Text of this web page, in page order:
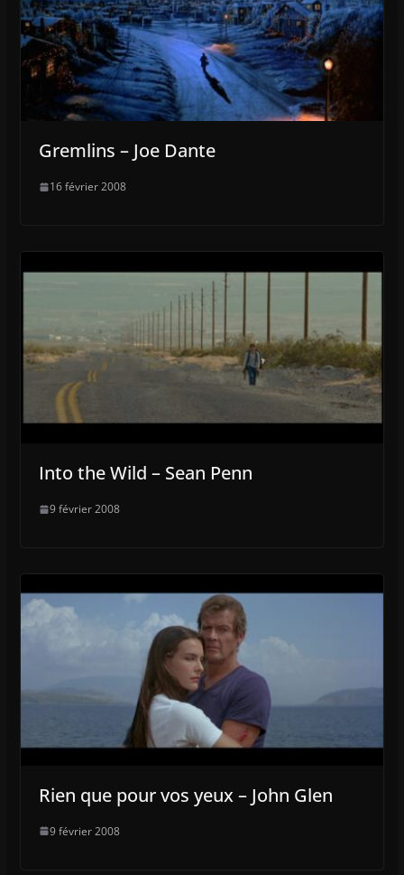
Gremlins – Joe Dante
16 février 2008
Into the Wild – Sean Penn
9 février 2008
Rien que pour vos yeux – John Glen
9 février 2008